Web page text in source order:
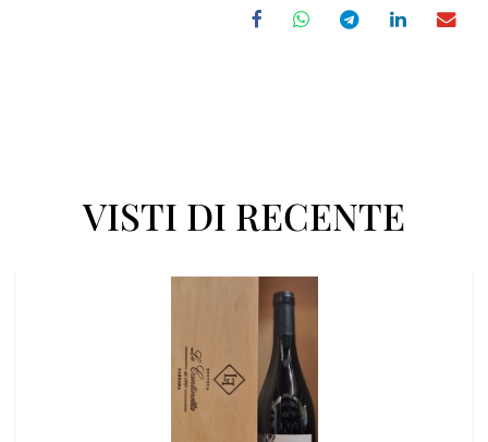
VISTI DI RECENTE